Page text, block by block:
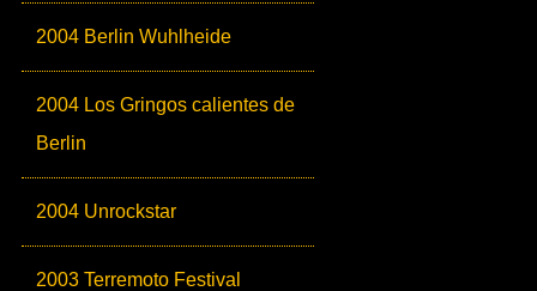
2004 Berlin Wuhlheide
2004 Los Gringos calientes de
Berlin
2004 Unrockstar
2003 Terremoto Festival